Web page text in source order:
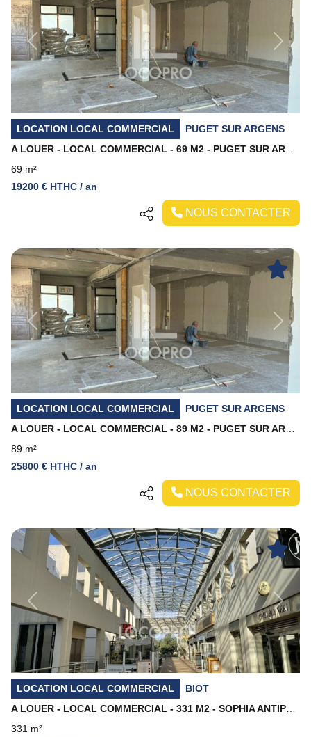
Previous Next
LOCATION LOCAL COMMERCIAL
PUGET SUR ARGENS
69 m²
19200 € HTHC / an
NOUS CONTACTER
Previous Next
LOCATION LOCAL COMMERCIAL
PUGET SUR ARGENS
89 m²
25800 € HTHC / an
NOUS CONTACTER
Previous Next
LOCATION LOCAL COMMERCIAL
BIOT
331 m²